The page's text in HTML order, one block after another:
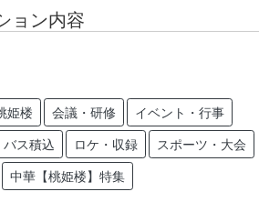
ョン内容
姫楼 会議・研修 イベント・行事
バス積込 ロケ・収録 スポーツ・大会
中華【桃姫楼】特集